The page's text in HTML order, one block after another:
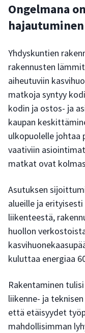
Ongelmana
hajautuminen
Yhdyskuntien
rakennusten
aiheutuviin
matkoja syntyy
kodin ja ostos- ja
kaupan
ulkopuolelle
vaativiin
matkat ovat
Asutuksen
alueille ja
liikenteestä,
huollon
kuluttaa energiaa
Rakentaminen
liikenne- ja
että etäisyydet
mahdollisimman